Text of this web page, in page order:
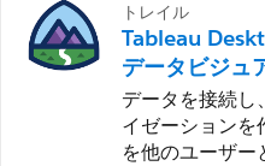
トレイル
Tableau
データビジュ
ゼーションを
る
データを接続し
イゼーションを
を他のユーザー